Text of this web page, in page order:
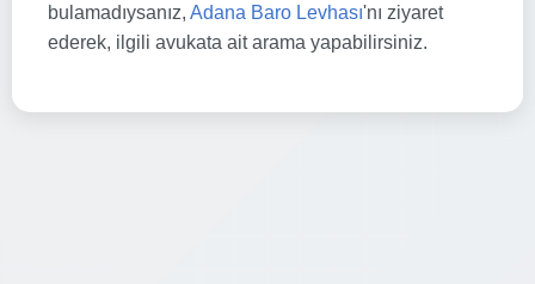
bulamadıysanız, Adana Baro Levhası'nı ziyaret
ederek, ilgili avukata ait arama yapabilirsiniz.